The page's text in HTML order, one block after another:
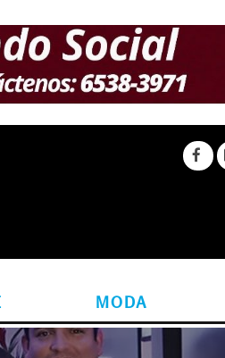
MODA